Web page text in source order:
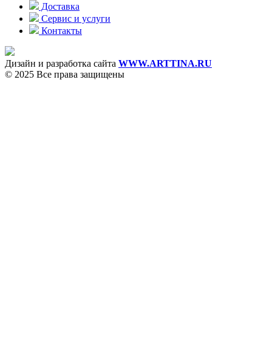
Доставка
Сервис и услуги
Контакты
Дизайн и разработка сайта WWW.ARTTINA.RU
© 2025 Все права защищены